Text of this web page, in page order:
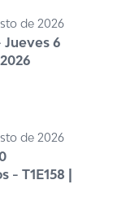
de 2026
Jueves 6
de 2026
T1E158 |